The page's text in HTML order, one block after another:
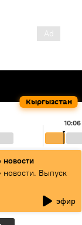
Кыргызстан
10:06
Выпуск
эфир